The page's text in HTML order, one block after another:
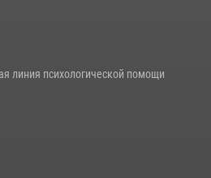
безопасность Всероссийского
линия психологической помощи